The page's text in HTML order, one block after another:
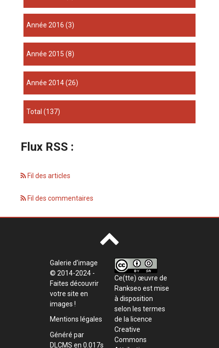
année 2016 (3)
année 2015 (8)
année 2014(26)
total(137)
Flux RSS :
Fil des articles
Fil des commentaires
Galerie d'image
© 2014-2024 -
Faites découvrir
votre site en
images !
Mentions légales
Généré par
DLCMS en 0.017s
Ce(tte) œuvre de
Rankseo est mise
à disposition
selon les termes
de la licence
Creative
Commons